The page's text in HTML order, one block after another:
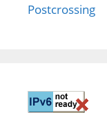
Postcrossing